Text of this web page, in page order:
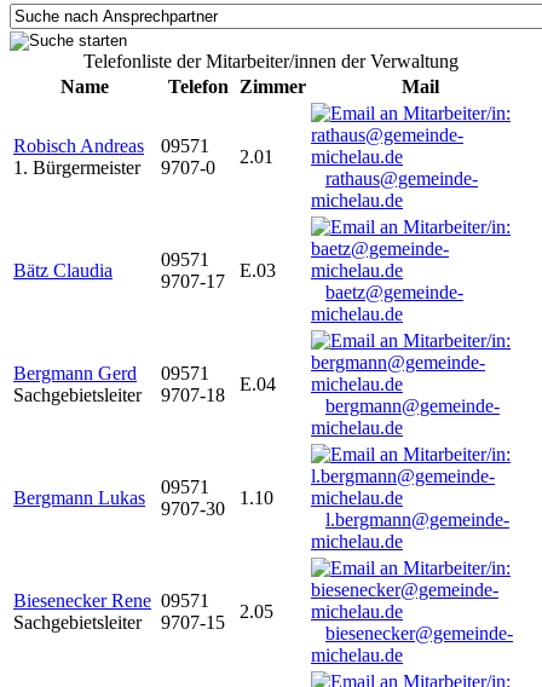
Telefonliste der Mitarbeiter/innen der Verwaltung
Name
Telefon Zimmer Mail
Robisch Andreas
1. Bürgermeister
09571
9707-0
2.01
rathaus@gemeinde-
michelau.de
Bätz Claudia
09571
9707-17
E.03
baetz@gemeinde-
michelau.de
Bergmann Gerd
Sachgebietsleiter
09571
9707-18
E.04
bergmann@gemeinde-
michelau.de
Bergmann Lukas
09571
9707-30
1.10
l.bergmann@gemeinde-
michelau.de
Biesenecker Rene
Sachgebietsleiter
09571
9707-15
2.05
biesenecker@gemeinde-
michelau.de